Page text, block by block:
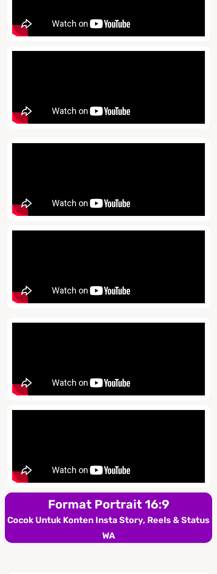
Format Portrait 16:9
Cocok Untuk Konten Insta Story, Reels & Status
WA